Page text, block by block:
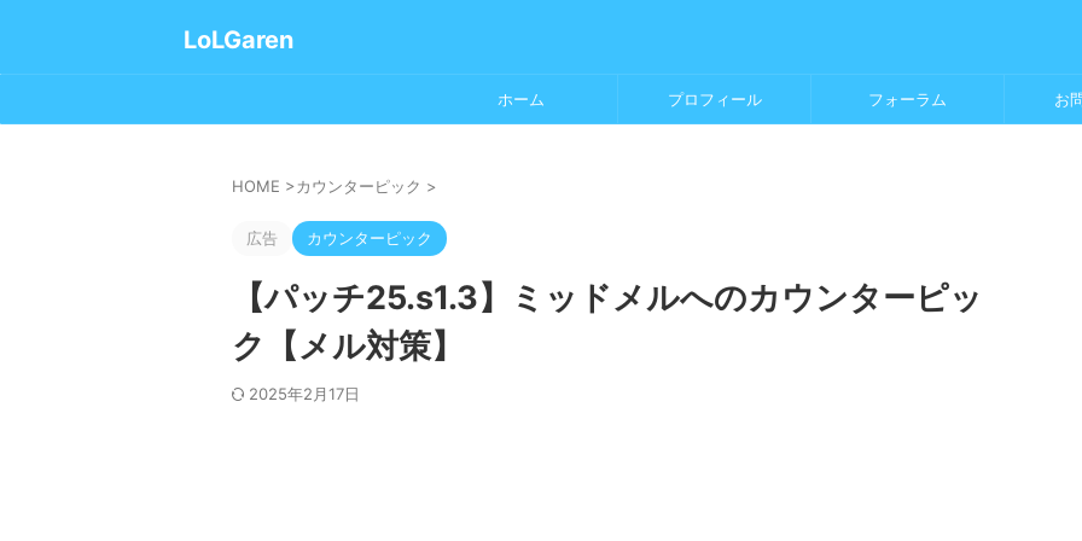
LoLGaren
ホーム プロフィール フォーラム お
HOME >カウンターピック >
広告 カウンターピック
【パッチ25.s1.3】ミッドメルへのカウンターピッ
ク【メル対策】
2025年2月17日